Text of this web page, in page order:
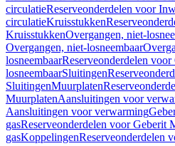
circulatieReserveonderdelen voor
circulatieKruisstukken
KruisstukkenOvergangen, niet-
Overgangen, niet-losneembaar
losneembaarReserveonderdelen
losneembaarSluitingen
SluitingenMuurplaten
MuurplatenAansluitingen voor
Aansluitingen voor verwarming
gasReserveonderdelen voor Geberit
gasKoppelingenReserveonderdelen